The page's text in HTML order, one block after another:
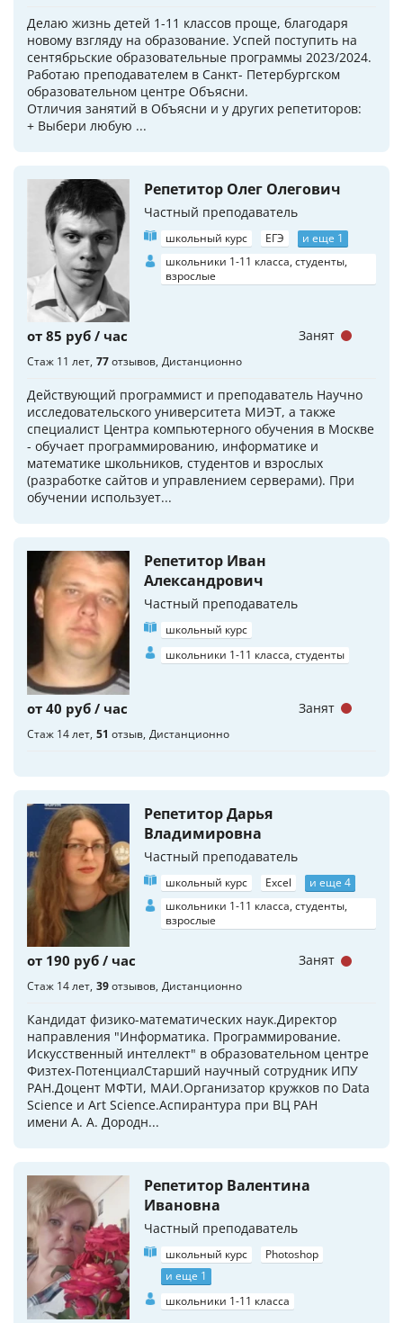
Делаю жизнь детей 1-11 классов проще, благодаря
новому взгляду на образование. Успей поступить на
сентябрьские образовательные программы 2023/2024.
Работаю преподавателем в Санкт- Петербургском
образовательном центре Объясни.
Отличия занятий в Объясни и у других репетиторов:
+ Выбери любую ...
Репетитор Олег Олегович
Частный преподаватель
школьный курс ЕГЭ
и еще 1
школьники 1-11 класса, студенты,
взрослые
от 85 руб / час
Стаж 11 лет 77отзывов Дистанционно
Действующий программист и преподаватель Научно
исследовательского университета МИЭТ, а также
специалист Центра компьютерного обучения в Москве
- обучает программированию, информатике и
математике школьников, студентов и взрослых
(разработке сайтов и управлением серверами). При
обучении использует...
Занят
Репетитор Иван
Александрович
Частный преподаватель
школьный курс
школьники 1-11 класса, студенты
от 40 руб / час
Стаж 14 лет 51 отзыв Дистанционно
Занят
Репетитор Дарья
Владимировна
Частный преподаватель
школьный курс Excel
и еще 4
школьники 1-11 класса, студенты,
взрослые
от 190 руб / час
Стаж 14 лет 39отзывов Дистанционно
Кандидат физико-математических наук.Директор
направления "Информатика. Программирование.
Искусственный интеллект" в образовательном центре
Физтех-ПотенциалСтарший научный сотрудник ИПУ
РАН.Доцент МФТИ, МАИ.Организатор кружков по Data
Science и Art Science.Аспирантура при ВЦ РАН
имени А. А. Дородн...
Занят
Репетитор Валентина
Ивановна
Частный преподаватель
школьный курс
Photoshop
и еще 1
школьники 1-11 класса